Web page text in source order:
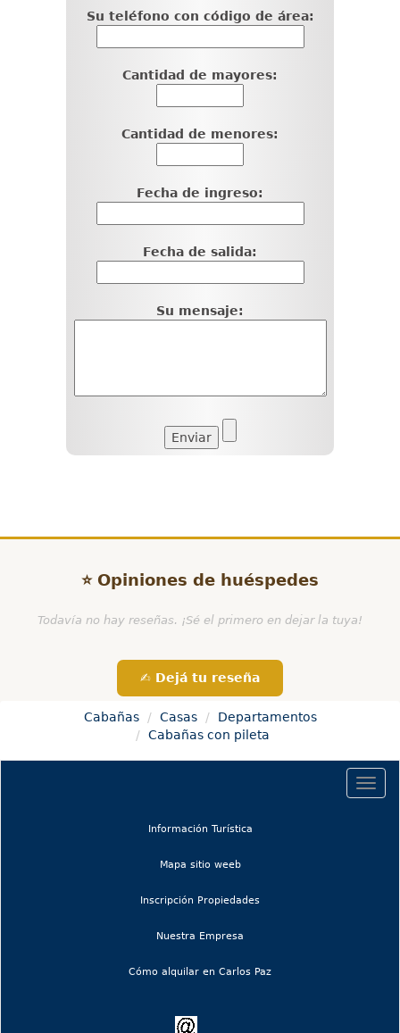
Su teléfono con código de área:
Cantidad de mayores:
Cantidad de menores:
Fecha de ingreso:
Fecha de salida:
Su mensaje:
⭐ Opiniones de huéspedes
Todavía no hay reseñas. ¡Sé el primero en dejar la tuya!
✍️ Dejá tu reseña
Cabañas Casas
Departamentos
Cabañas con pileta
Información Turística(current)
Mapa sitio weeb(current)
Inscripción Propiedades
Nuestra Empresa
Cómo alquilar en Carlos Paz